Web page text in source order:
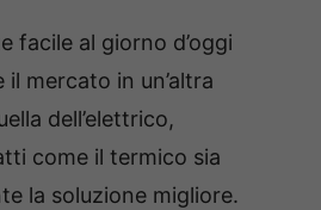
facile al giorno d’oggi
mercato in un’altra
dell’elettrico,
come il termico sia
la soluzione migliore.